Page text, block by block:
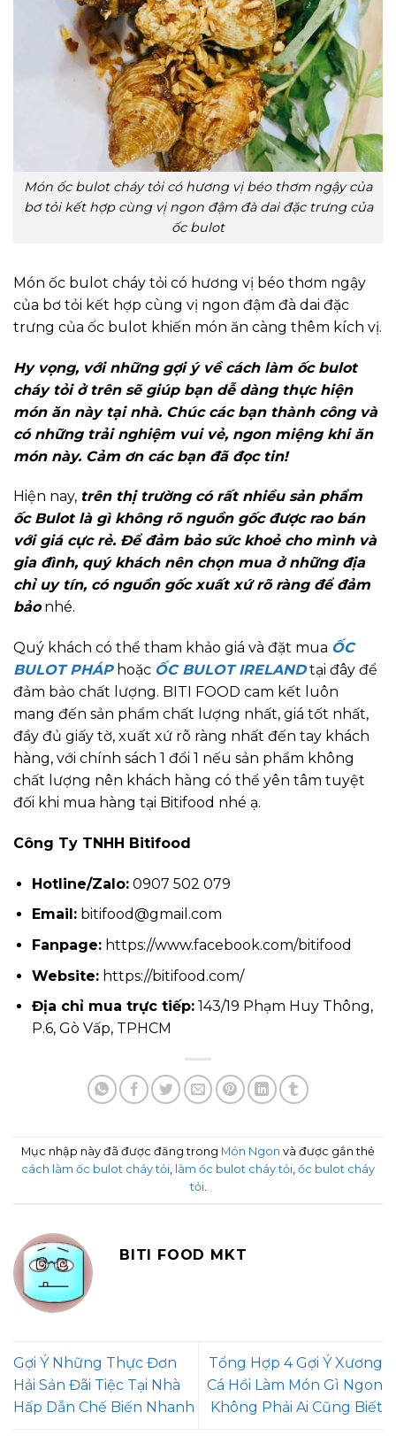
Món ốc bulot cháy tỏi có hương vị béo thơm ngậy của
bơ tỏi kết hợp cùng vị ngon đậm đà dai đặc trưng của
ốc bulot
Món ốc bulot cháy tỏi có hương vị béo thơm ngậy
của bơ tỏi kết hợp cùng vị ngon đậm đà dai đặc
trưng của ốc bulot khiến món ăn càng thêm kích vị.
Hy vọng, với những gợi ý về cách làm ốc bulot
cháy tỏi ở trên sẽ giúp bạn dễ dàng thực hiện
món ăn này tại nhà. Chúc các bạn thành công và
có những trải nghiệm vui vẻ, ngon miệng khi ăn
món này. Cảm ơn các bạn đã đọc tin!
Hiện nay, trên thị trường có rất nhiều sản phẩm
ốc Bulot là gì không rõ nguồn gốc được rao bán
với giá cực rẻ. Để đảm bảo sức khoẻ cho mình và
gia đình, quý khách nên chọn mua ở những địa
chỉ uy tín, có nguồn gốc xuất xứ rõ ràng để đảm
bảonhé.
Quý khách có thể tham khảo giá và đặt mua ỐC
BULOT PHÁPhoặc ỐC BULOT IRELANDtại đây để
đảm bảo chất lượng. BITI FOOD cam kết luôn
mang đến sản phẩm chất lượng nhất, giá tốt nhất,
đầy đủ giấy tờ, xuất xứ rõ ràng nhất đến tay khách
hàng, với chính sách 1 đổi 1 nếu sản phẩm không
chất lượng nên khách hàng có thể yên tâm tuyệt
đối khi mua hàng tại Bitifood nhé ạ.
Công Ty TNHH Bitifood
Hotline/Zalo:0907 502 079
Email:bitifood@gmail.com
Fanpage:https://www.facebook.com/bitifood
Website:https://bitifood.com/
Địa chỉ mua trực tiếp:143/19 Phạm Huy Thông,
P.6, Gò Vấp, TPHCM
Mục nhập này đã được đăng trong Món Ngon và được gắn thẻ
cách làm ốc bulot cháy tỏi, làm ốc bulot cháy tỏi, ốc bulot cháy
tỏi.
BITI FOOD MKT
Gợi Ý Những Thực Đơn
Hải Sản Đãi Tiệc Tại Nhà
Hấp Dẫn Chế Biến Nhanh
Tổng Hợp 4 Gợi Ý Xương
Cá Hồi Làm Món Gì Ngon
Không Phải Ai Cũng Biết